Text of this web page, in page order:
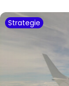
Strategie